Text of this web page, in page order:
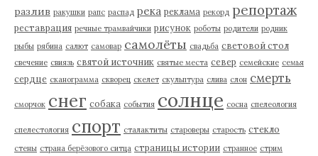
разлив ракушки рапс распад река реклама рекорд репортаж
реставрация речные трамвайчики рисунок роботы родители родник
рыбы рябина салют самовар самолёты свадьба световой стол
свечение свиязь святой источник святые места север семейские семья
сердце сканограмма скворец скелет скульптура слива слон смерть
сморчок снег собака события солнце сосна спелеология
спелестология спорт сталактиты староверы старость стекло
стены страна берёзового ситца страницы истории странное стрим